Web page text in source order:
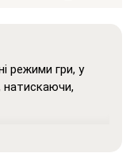
режими гри, у
натискаючи,
всі місця
у вивченні та